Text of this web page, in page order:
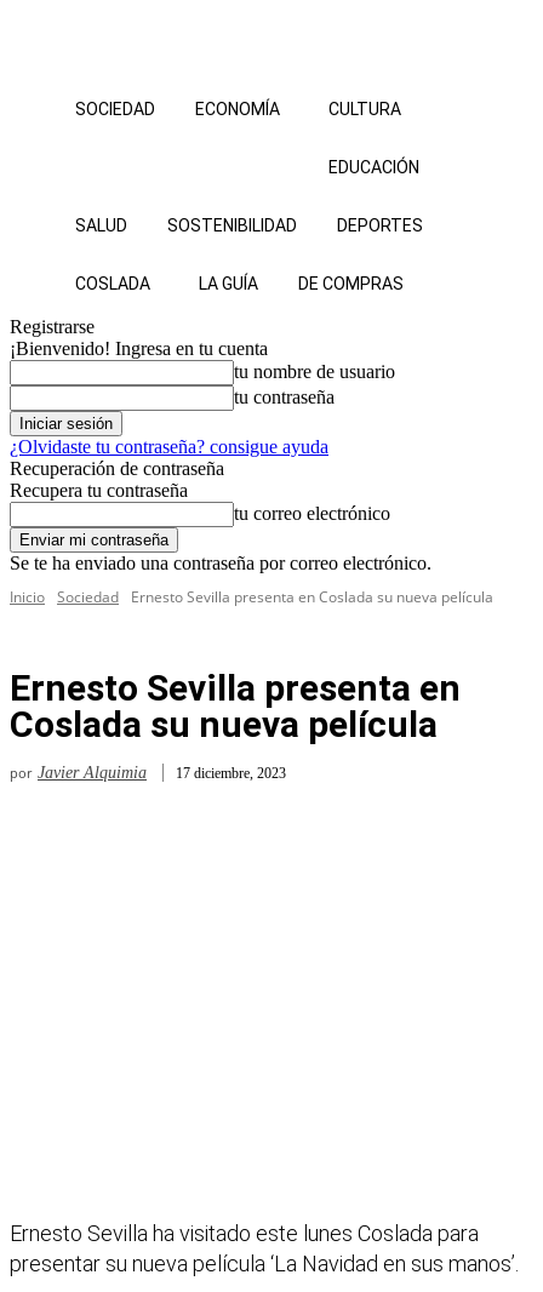
SOCIEDAD ECONOMÍA CULTURA
EDUCACIÓN
SALUD SOSTENIBILIDAD DEPORTES
COSLADA LA GUÍA DE COMPRAS
Registrarse
¡Bienvenido! Ingresa en tu cuenta
tu nombre de usuario
tu contraseña
¿Olvidaste tu contraseña? consigue ayuda
Recuperación de contraseña
Recupera tu contraseña
tu correo electrónico
Se te ha enviado una contraseña por correo electrónico.
Inicio Sociedad Ernesto Sevilla presenta en Coslada su nueva película
Ernesto Sevilla presenta en
Coslada su nueva película
por Javier Alquimia 17 diciembre, 2023
Ernesto Sevilla ha visitado este lunes Coslada para
presentar su nueva película ‘La Navidad en sus manos’.